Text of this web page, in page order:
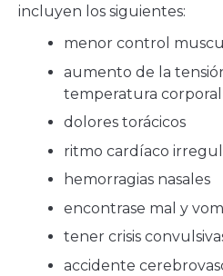
incluyen los siguientes:
menor control
aumento de la
temperatura corporal
dolores torácicos
ritmo cardíaco
hemorragias nasales
encontrase mal y
tener crisis
accidente